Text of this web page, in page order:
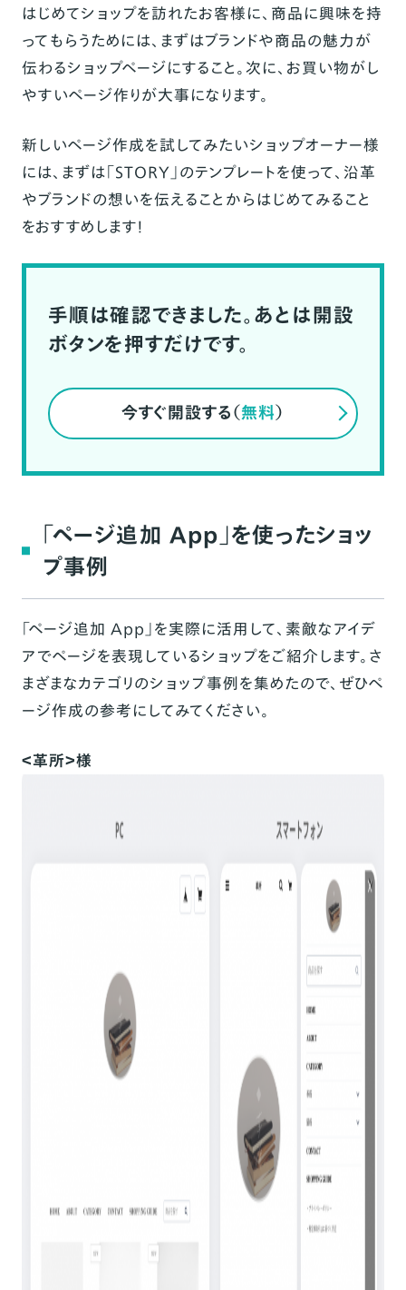
はじめてショップを訪れたお客様に、商品に興味を持
ってもらうためには、 まずはブランドや商品の魅力が
伝わるショップページにすること。次に、お買い物がし
やすいページ作りが大事になります。
新しいページ作成を試してみたいショップオーナー様
には、まずは「STORY」のテンプレートを使って、沿革
やブランドの想いを伝えることからはじめてみること
をおすすめします！
手順は確認できました。あとは開設
ボタンを押すだけです。
今すぐ開設する（無料）
「ページ追加 App」を使ったショッ
プ事例
「ページ追加 App」を実際に活用して、素敵なアイデ
アでページを表現しているショップをご紹介します。さ
まざまなカテゴリのショップ事例を集めたので、ぜひペ
ージ作成の参考にしてみてください。
＜革所＞様